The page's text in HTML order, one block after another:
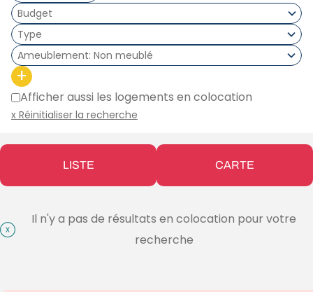
Type
Ameublement Non meublé
+
Afficher aussi les logements en colocation
x Réinitialiser la recherche
LISTE CARTE
Il n'y a pas de résultats en colocation pour votre
recherche